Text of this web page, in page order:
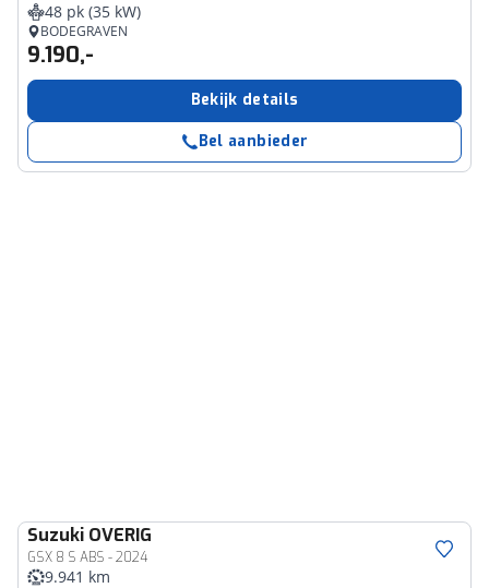
48 pk (35 kW)
BODEGRAVEN
9.190,-
Bekijk details
Bel aanbieder
Suzuki OVERIG
GSX 8 S ABS - 2024
9.941 km